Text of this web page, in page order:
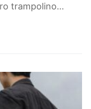
trampolino…